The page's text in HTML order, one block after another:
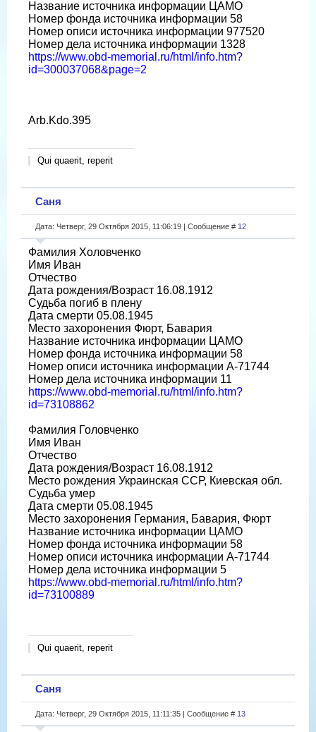
Название источника информации ЦАМО
Номер фонда источника информации 58
Номер описи источника информации 977520
Номер дела источника информации 1328
https://www.obd-memorial.ru/html/info.htm?
id=300037068&page=2
Arb.Kdo.395
Qui quaerit, reperit
Саня
Дата: Четверг, 29 Октября 2015, 11:06:19 | Сообщение # 12
Фамилия Холовченко
Имя Иван
Отчество
Дата рождения/Возраст 16.08.1912
Судьба погиб в плену
Дата смерти 05.08.1945
Место захоронения Фюрт, Бавария
Название источника информации ЦАМО
Номер фонда источника информации 58
Номер описи источника информации A-71744
Номер дела источника информации 11
https://www.obd-memorial.ru/html/info.htm?
id=73108862
Фамилия Головченко
Имя Иван
Отчество
Дата рождения/Возраст 16.08.1912
Место рождения Украинская ССР, Киевская обл.
Судьба умер
Дата смерти 05.08.1945
Место захоронения Германия, Бавария, Фюрт
Название источника информации ЦАМО
Номер фонда источника информации 58
Номер описи источника информации A-71744
Номер дела источника информации 5
https://www.obd-memorial.ru/html/info.htm?
id=73100889
Qui quaerit, reperit
Саня
Дата: Четверг, 29 Октября 2015, 11:11:35 | Сообщение # 13